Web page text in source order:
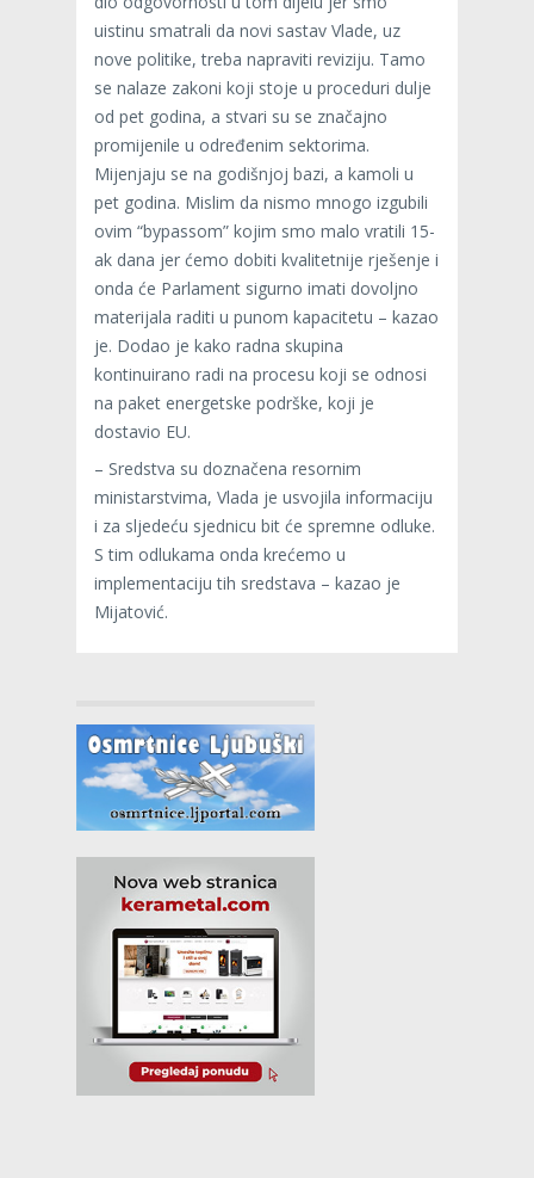
uistinu smatrali da novi sastav Vlade, uz
nove politike, treba napraviti reviziju. Tamo
se nalaze zakoni koji stoje u proceduri dulje
od pet godina, a stvari su se značajno
promijenile u određenim sektorima.
Mijenjaju se na godišnjoj bazi, a kamoli u
pet godina. Mislim da nismo mnogo izgubili
ovim “bypassom” kojim smo malo vratili 15-
ak dana jer ćemo dobiti kvalitetnije rješenje i
onda će Parlament sigurno imati dovoljno
materijala raditi u punom kapacitetu – kazao
je. Dodao je kako radna skupina
kontinuirano radi na procesu koji se odnosi
na paket energetske podrške, koji je
dostavio EU.
– Sredstva su doznačena resornim
ministarstvima, Vlada je usvojila informaciju
i za sljedeću sjednicu bit će spremne odluke.
S tim odlukama onda krećemo u
implementaciju tih sredstava – kazao je
Mijatović.